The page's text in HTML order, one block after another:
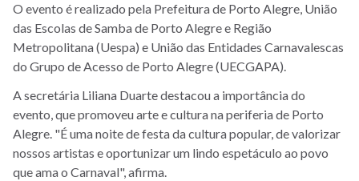
O evento é realizado pela Prefeitura de Porto Alegre, União
das Escolas de Samba de Porto Alegre e Região
Metropolitana (Uespa) e União das Entidades Carnavalescas
do Grupo de Acesso de Porto Alegre (UECGAPA).
A secretária Liliana Duarte destacou a importância do
evento, que promoveu arte e cultura na periferia de Porto
Alegre. "É uma noite de festa da cultura popular, de valorizar
nossos artistas e oportunizar um lindo espetáculo ao povo
que ama o Carnaval", afirma.